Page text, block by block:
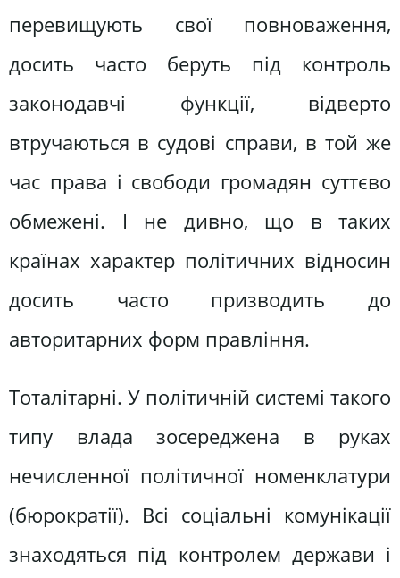
перевищують свої повноваження,
досить часто беруть під контроль
законодавчі функції, відверто
втручаються в судові справи, в той же
час права і свободи громадян суттєво
обмежені. І не дивно, що в таких
країнах характер політичних відносин
досить часто призводить до
авторитарних форм правління.
Тоталітарні. У політичній системі такого
типу влада зосереджена в руках
нечисленної політичної номенклатури
(бюрократії). Всі соціальні комунікації
знаходяться під контролем держави і